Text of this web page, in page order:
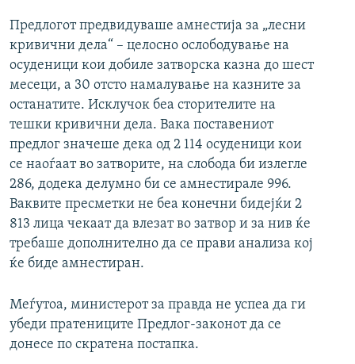
Предлогот предвидуваше амнестија за „лесни
кривични дела“ – целосно ослободување на
осуденици кои добиле затворска казна до шест
месеци, а 30 отсто намалување на казните за
останатите. Исклучок беа сторителите на
тешки кривични дела. Вака поставениот
предлог значеше дека од 2 114 осуденици кои
се наоѓаат во затворите, на слобода би излегле
286, додека делумно би се амнестирале 996.
Ваквите пресметки не беа конечни бидејќи 2
813 лица чекаат да влезат во затвор и за нив ќе
требаше дополнително да се прави анализа кој
ќе биде амнестиран.
Меѓутоа, министерот за правда не успеа да ги
убеди пратениците Предлог-законот да се
донесе по скратена постапка.